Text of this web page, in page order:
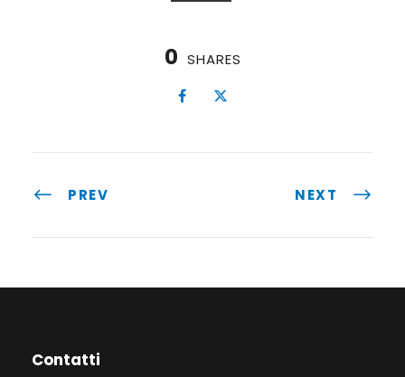
0 SHARES
PREV NEXT
Contatti